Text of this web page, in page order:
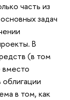
часть из
задач
В
(в том
вместо
в том, как